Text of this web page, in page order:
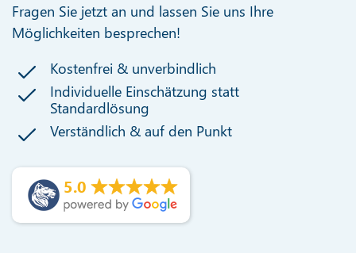
Fragen Sie jetzt an und lassen Sie uns Ihre
Möglichkeiten besprechen!
Kostenfrei & unverbindlich
Individuelle Einschätzung statt
Standardlösung
Verständlich & auf den Punkt
5.0